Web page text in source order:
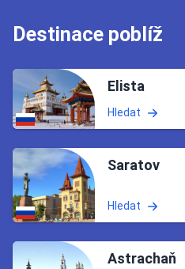
Destinace poblíž
Elista
Hledat
Saratov
Hledat
Astrachaň